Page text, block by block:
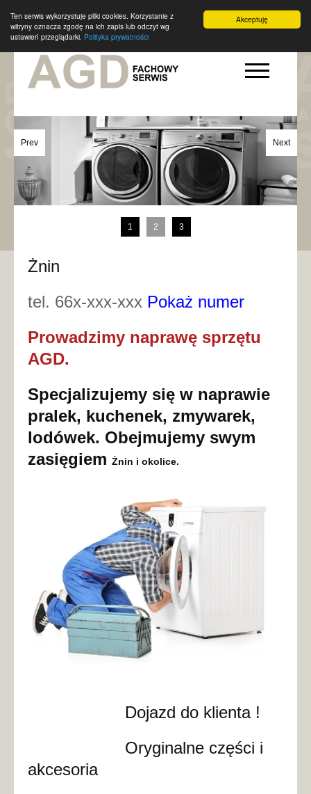
Akceptuję
Ten serwis wykorzystuje pliki cookies. Korzystanie z
witryny oznacza zgodę na ich zapis lub odczyt wg
ustawień przeglądarki. Polityka prywatności
Prev Next
1 2 3
Żnin
tel. 66x-xxx-xxx Pokaż numer
Prowadzimy naprawę sprzętu
AGD.
Specjalizujemy się w naprawie
pralek, kuchenek, zmywarek,
lodówek. Obejmujemy swym
zasięgiem Żnin i okolice.
Dojazd do klienta !
Oryginalne części i
akcesoria